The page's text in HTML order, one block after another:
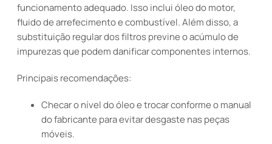
funcionamento adequado. Isso inclui óleo do motor,
fluido de arrefecimento e combustível. Além disso, a
substituição regular dos filtros previne o acúmulo de
impurezas que podem danificar componentes internos.
Principais recomendações:
Checar o nível do óleo e trocar conforme o manual
do fabricante para evitar desgaste nas peças
móveis.